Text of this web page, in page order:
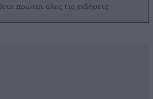
πρώτοι όλες τις ειδήσεις